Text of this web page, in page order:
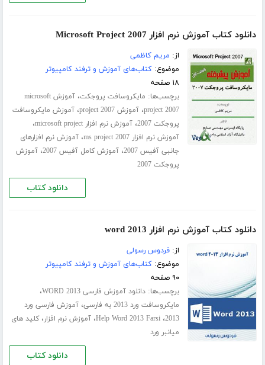
دانلود کتاب آموزش نرم افزار Microsoft Project 2007
از: مریم کاظمی
موضوع:کتاب‌های آموزش و ترفند کامپیوتر
۱۸ صفحه
برچسب‌ها: مایکروسافت پروجکت،
آموزش microsoft
project 2007،آموزش project 2007 ،آموزش مایکروسافت
پروجکت 2007
،آموزش نرم افزار microsoft project ،
آموزش نرم افزار ms project 2007 ،آموزش نرم افزارهای
جانبی آفیس 2007
،آموزش کامل آفیس 2007 ،آموزش
پروجکت 2007
دانلود کتاب
دانلود کتاب آموزش نرم افزار word 2013
از:فردوس رسولی
موضوع:کتاب‌های آموزش و ترفند کامپیوتر
۹۰ صفحه
برچسب‌ها:دانلود آموزش فارسی WORD 2013 ،
مایکروسافت ورد 2013 به فارسی ،آموزش فارسی ورد
2013،Help Word 2013 Farsi،آموزش نرم افزار،کلید های
میانبر ورد
دانلود کتاب